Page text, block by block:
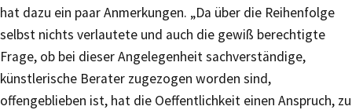
hat dazu ein paar Anmerkungen. „Da über die Reihenfolge
selbst nichts verlautete und auch die gewiß berechtigte
Frage, ob bei dieser Angelegenheit sachverständige,
künstlerische Berater zugezogen worden sind,
offengeblieben ist, hat die Oeffentlichkeit einen Anspruch, zu